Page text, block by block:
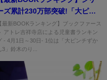
ズ累計230万部突破!「大ピン
チずかん3」
【最新BOOKランキング】ブックファース
アトレ吉祥寺店による児童書ランキン
- 4月1日～30日- 1位は「大ピンチずか
3」鈴木のり...